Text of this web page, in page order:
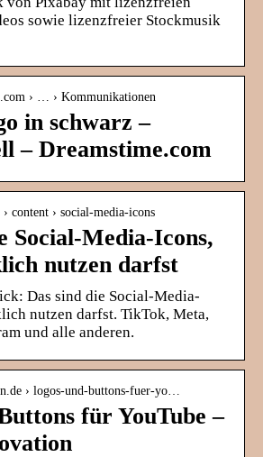
sowie lizenzfreier Stockmusik
› … › Kommunikationen
in schwarz –
– Dreamstime.com
content › social-media-icons
Social-Media-Icons,
nutzen darfst
Das sind die Social-Media-
nutzen darfst. TikTok, Meta,
und alle anderen.
› logos-und-buttons-fuer-yo…
für YouTube –